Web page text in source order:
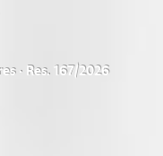
· Res. 167/2026